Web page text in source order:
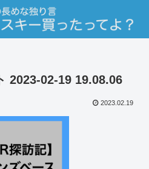
2023-02-19 19.08.06
2023.02.19